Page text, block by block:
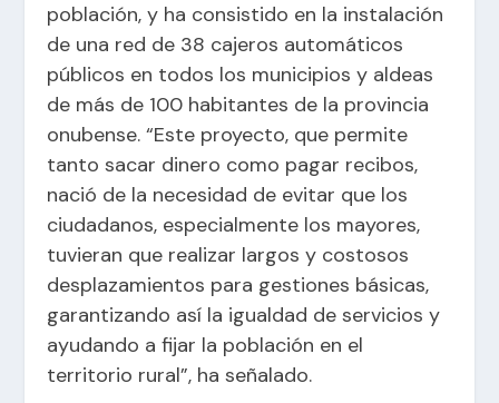
población, y ha consistido en la instalación
de una red de 38 cajeros automáticos
públicos en todos los municipios y aldeas
de más de 100 habitantes de la provincia
onubense. “Este proyecto, que permite
tanto sacar dinero como pagar recibos,
nació de la necesidad de evitar que los
ciudadanos, especialmente los mayores,
tuvieran que realizar largos y costosos
desplazamientos para gestiones básicas,
garantizando así la igualdad de servicios y
ayudando a fijar la población en el
territorio rural”, ha señalado.